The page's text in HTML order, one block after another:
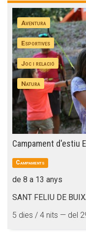
Aventura
Esportives
Joc i relació
Natura
Campament d'estiu
Campaments
de 8 a 13 anys
SANT FELIU DE
5 dies / 4 nits — del